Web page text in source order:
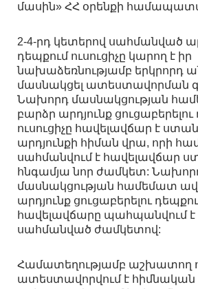
մասին» ՀՀ օրենքի
2-4-րդ կետերով սահմանված
դեպքում ուսուցիչը կարող է իր
նախաձեռնությամբ երկրորդ
մասնակցել ատեստավորման
Նախորդ մասնակցության
բարձր արդյունք
ուսուցիչը հավելավճար է
արդյունքի հիման վրա, որի
սահմանվում է հավելավճար
հնգամյա նոր ժամկետ:
մասնակցության համեմատ
արդյունք ցուցաբերելու
հավելավճարը պահպանվում է
սահմանված ժամկետով:
Համատեղությամբ աշխատող
ատեստավորվում է հիմնական